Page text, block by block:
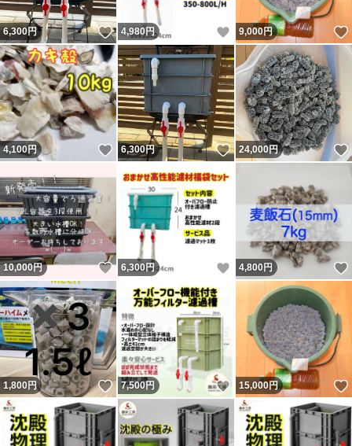
6,300円 いいね！
4,980円 いいね！
9,000円
4,100円 いいね！
6,300円 いいね！
24,000円
10,000円 いいね！
6,300円 いいね！
4,800円
1,800円 いいね！
7,500円 いいね！
15,000円